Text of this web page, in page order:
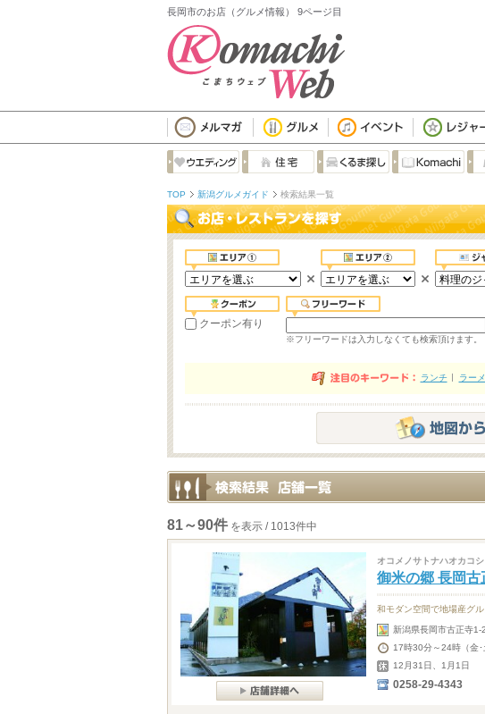
長岡市のお店（グルメ情報） 9ページ目
TOP 新潟グルメガイド 検索結果一覧
クーポン有り
※フリーワードは入力しなくても検索頂けます。
ランチ ラー
81～90件 を表示 / 1013件中
オコメノサトナハオカコ
御米の郷 長岡古
和モダン空間で地場産グル
新潟県長岡市古正寺
17時30分～24時（金･
12月31日、1月1日
0258-29-4343